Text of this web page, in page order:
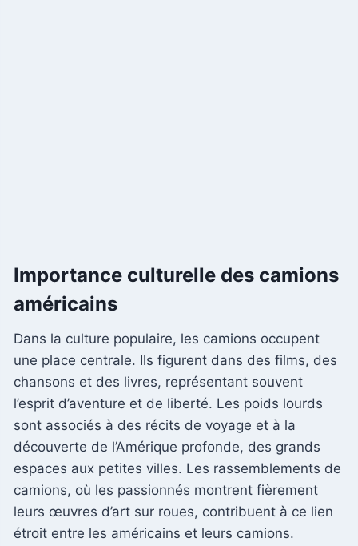
Importance culturelle des camions
américains
Dans la culture populaire, les camions occupent
une place centrale. Ils figurent dans des films, des
chansons et des livres, représentant souvent
l’esprit d’aventure et de liberté. Les poids lourds
sont associés à des récits de voyage et à la
découverte de l’Amérique profonde, des grands
espaces aux petites villes. Les rassemblements de
camions, où les passionnés montrent fièrement
leurs œuvres d’art sur roues, contribuent à ce lien
étroit entre les américains et leurs camions.